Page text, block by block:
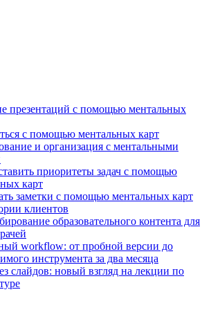
презентаций с помощью ментальных
с помощью ментальных карт
и организация с ментальными
приоритеты задач с помощью
карт
заметки с помощью ментальных карт
клиентов
образовательного контента для
workflow: от пробной версии до
инструмента за два месяца
слайдов: новый взгляд на лекции по